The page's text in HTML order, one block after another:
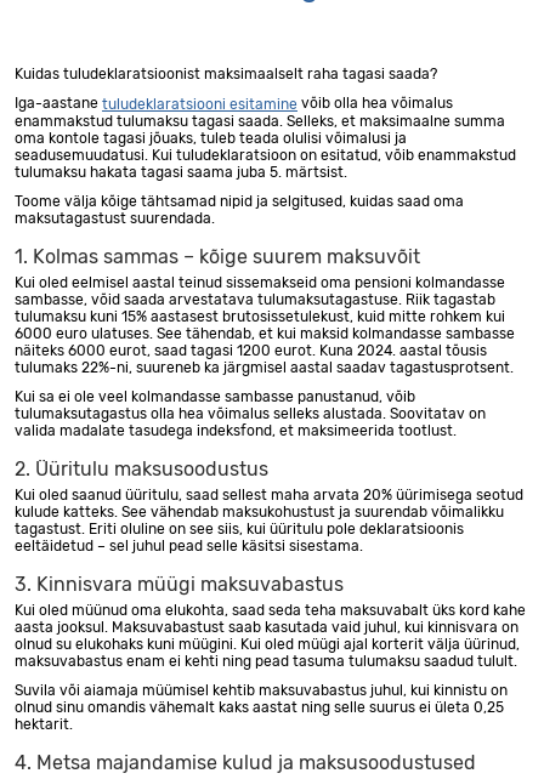
Kuidas tuludeklaratsioonist maksimaalselt raha tagasi saada?
Iga-aastane tuludeklaratsiooni esitamine võib olla hea võimalus
enammakstud tulumaksu tagasi saada. Selleks, et maksimaalne summa
oma kontole tagasi jõuaks, tuleb teada olulisi võimalusi ja
seadusemuudatusi. Kui tuludeklaratsioon on esitatud, võib enammakstud
tulumaksu hakata tagasi saama juba 5. märtsist.
Toome välja kõige tähtsamad nipid ja selgitused, kuidas saad oma
maksutagastust suurendada.
1. Kolmas sammas – kõige suurem maksuvõit
Kui oled eelmisel aastal teinud sissemakseid oma pensioni kolmandasse
sambasse, võid saada arvestatava tulumaksutagastuse. Riik tagastab
tulumaksu kuni 15% aastasest brutosissetulekust, kuid mitte rohkem kui
6000 euro ulatuses. See tähendab, et kui maksid kolmandasse sambasse
näiteks 6000 eurot, saad tagasi 1200 eurot. Kuna 2024. aastal tõusis
tulumaks 22%-ni, suureneb ka järgmisel aastal saadav tagastusprotsent.
Kui sa ei ole veel kolmandasse sambasse panustanud, võib
tulumaksutagastus olla hea võimalus selleks alustada. Soovitatav on
valida madalate tasudega indeksfond, et maksimeerida tootlust.
2. Üüritulu maksusoodustus
Kui oled saanud üüritulu, saad sellest maha arvata 20% üürimisega seotud
kulude katteks. See vähendab maksukohustust ja suurendab võimalikku
tagastust. Eriti oluline on see siis, kui üüritulu pole deklaratsioonis
eeltäidetud – sel juhul pead selle käsitsi sisestama.
3. Kinnisvara müügi maksuvabastus
Kui oled müünud oma elukohta, saad seda teha maksuvabalt üks kord kahe
aasta jooksul. Maksuvabastust saab kasutada vaid juhul, kui kinnisvara on
olnud su elukohaks kuni müügini. Kui oled müügi ajal korterit välja üürinud,
maksuvabastus enam ei kehti ning pead tasuma tulumaksu saadud tulult.
Suvila või aiamaja müümisel kehtib maksuvabastus juhul, kui kinnistu on
olnud sinu omandis vähemalt kaks aastat ning selle suurus ei ületa 0,25
hektarit.
4. Metsa majandamise kulud ja maksusoodustused